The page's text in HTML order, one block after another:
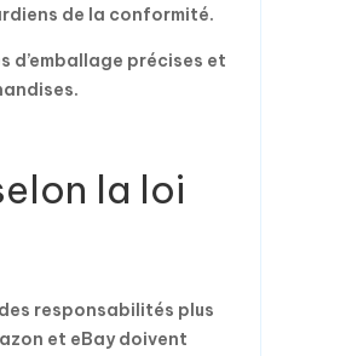
de la conformité.
d’emballage précises et
la loi
responsabilités plus
et eBay doivent